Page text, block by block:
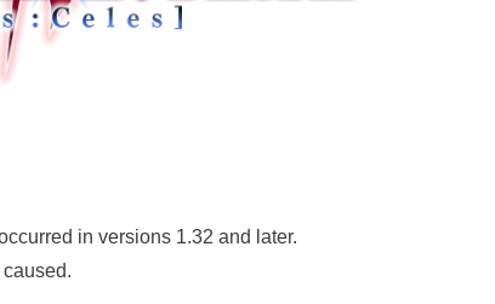
in versions 1.32 and later.